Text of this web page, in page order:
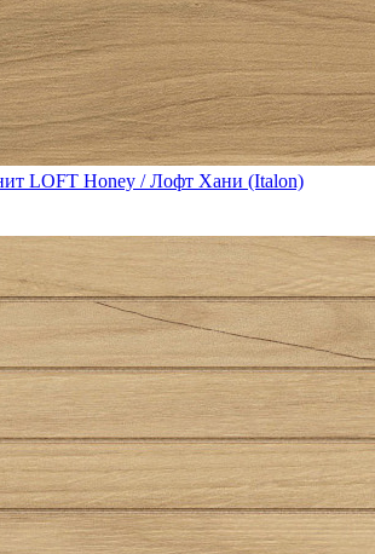
LOFT Honey / Лофт Хани (Italon)